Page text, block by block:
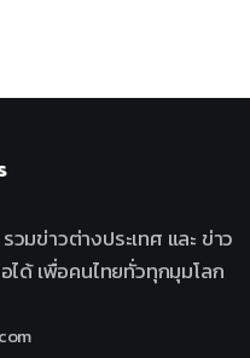
มข่าวต่างประเทศ และ ข่าว
ได้ เพื่อคนไทยทั่วทุกมุมโลก